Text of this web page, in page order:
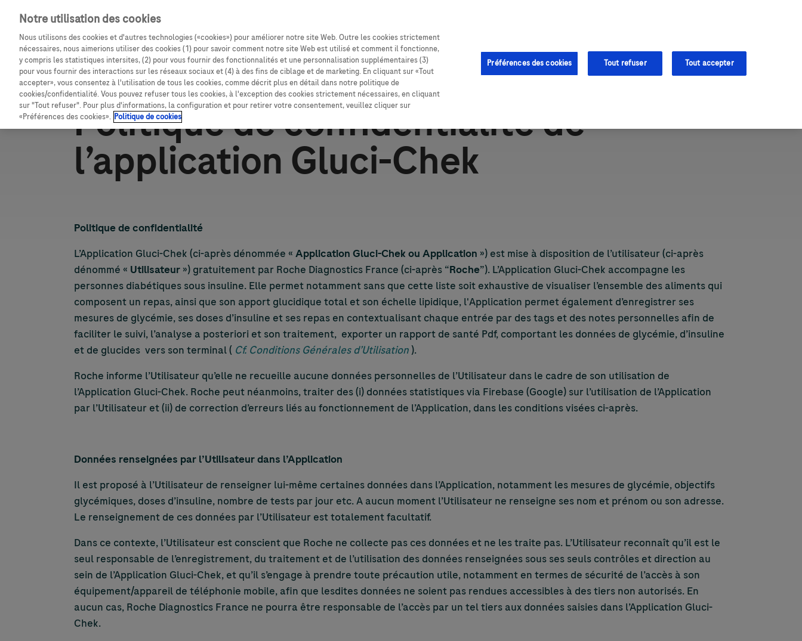
passer la navigation
Produits Articles Notre boutique en ligne Assistance
Fil d'Ariane
Accueil Politique Confidentialite
Politique de confidentialité de
l’application Gluci-Chek
Politique de confidentialité
L’Application Gluci-Chek (ci-après dénommée « Application Gluci-Chek ou Application ») est mise à disposition de l’utilisateur (ci-après
dénommé « Utilisateur ») gratuitement par Roche Diagnostics France (ci-après “Roche”). L’Application Gluci-Chek accompagne les
personnes diabétiques sous insuline. Elle permet notamment sans que cette liste soit exhaustive de visualiser l’ensemble des aliments qui
composent un repas, ainsi que son apport glucidique total et son échelle lipidique, l'Application permet également d’enregistrer ses
mesures de glycémie, ses doses d’insuline et ses repas en contextualisant chaque entrée par des tags et des notes personnelles afin de
faciliter le suivi, l’analyse a posteriori et son traitement, exporter un rapport de santé Pdf, comportant les données de glycémie, d’insuline
et de glucides vers son terminal ( Cf. Conditions Générales d’Utilisation ).
Roche informe l’Utilisateur qu’elle ne recueille aucune données personnelles de l’Utilisateur dans le cadre de son utilisation de
l’Application Gluci-Chek. Roche peut néanmoins, traiter des (i) données statistiques via Firebase (Google) sur l’utilisation de l’Application
par l’Utilisateur et (ii) de correction d’erreurs liés au fonctionnement de l’Application, dans les conditions visées ci-après.
Données renseignées par l’Utilisateur dans l’Application
Il est proposé à l’Utilisateur de renseigner lui-même certaines données dans l’Application, notamment les mesures de glycémie, objectifs
glycémiques, doses d’insuline, nombre de tests par jour etc. A aucun moment l’Utilisateur ne renseigne ses nom et prénom ou son adresse.
Le renseignement de ces données par l’Utilisateur est totalement facultatif.
Dans ce contexte, l’Utilisateur est conscient que Roche ne collecte pas ces données et ne les traite pas. L’Utilisateur reconnaît qu’il est le
seul responsable de l’enregistrement, du traitement et de l’utilisation des données renseignées sous ses seuls contrôles et direction au
sein de l’Application Gluci-Chek, et qu’il s’engage à prendre toute précaution utile, notamment en termes de sécurité de l’accès à son
équipement/appareil de téléphonie mobile, afin que lesdites données ne soient pas rendues accessibles à des tiers non autorisés. En
aucun cas, Roche Diagnostics France ne pourra être responsable de l’accès par un tel tiers aux données saisies dans l’Application Gluci-
Chek.
Notre utilisation des cookies
Nous utilisons des cookies et d'autres technologies («cookies») pour améliorer notre site Web. Outre les cookies strictement
nécessaires, nous aimerions utiliser des cookies (1) pour savoir comment notre site Web est utilisé et comment il fonctionne,
y compris les statistiques intersites, (2) pour vous fournir des fonctionnalités et une personnalisation supplémentaires (3)
pour vous fournir des interactions sur les réseaux sociaux et (4) à des fins de ciblage et de marketing. En cliquant sur «Tout
accepter», vous consentez à l'utilisation de tous les cookies, comme décrit plus en détail dans notre politique de
cookies/confidentialité. Vous pouvez refuser tous les cookies, à l'exception des cookies strictement nécessaires, en cliquant
sur "Tout refuser". Pour plus d'informations, la configuration et pour retirer votre consentement, veuillez cliquer sur
«Préférences des cookies». Politique de cookies
Préférences des cookies Tout refuser Tout accepter